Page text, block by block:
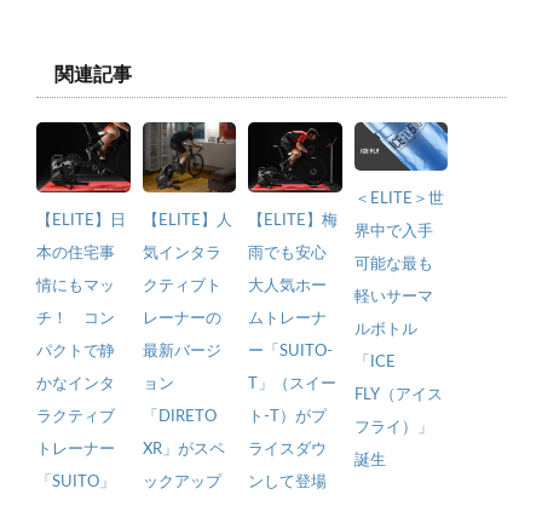
関連記事
【ELITE】日
本の住宅事
情にもマッ
チ！ コン
パクトで静
かなインタ
ラクティブ
トレーナー
「SUITO」
【ELITE】人
気インタラ
クティブト
レーナーの
最新バージ
ョン
「DIRETO
XR」がスペ
ックアップ
【ELITE】梅
雨でも安心
大人気ホー
ムトレーナ
ー「SUITO-
T」（スイー
ト-T）がプ
ライスダウ
ンして登場
＜ELITE＞世
界中で入手
可能な最も
軽いサーマ
ルボトル
「ICE
FLY（アイス
フライ）」
誕生